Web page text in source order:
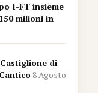
I-FT insieme
milioni in
di
8 Agosto